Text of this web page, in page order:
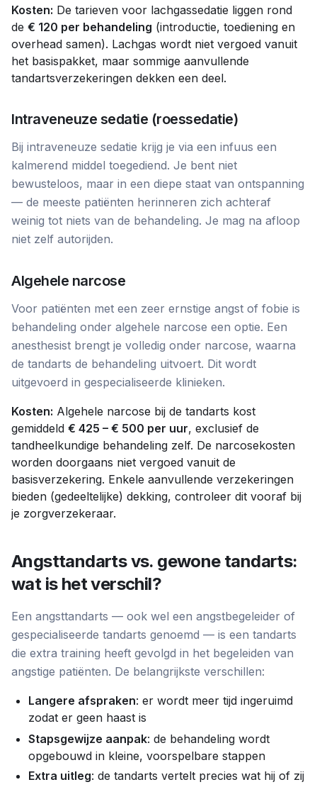
Kosten: De tarieven voor lachgassedatie liggen rond
de € 120 per behandeling (introductie, toediening en
overhead samen). Lachgas wordt niet vergoed vanuit
het basispakket, maar sommige aanvullende
tandartsverzekeringen dekken een deel.
Intraveneuze sedatie (roessedatie)
Bij intraveneuze sedatie krijg je via een infuus een
kalmerend middel toegediend. Je bent niet
bewusteloos, maar in een diepe staat van ontspanning
— de meeste patiënten herinneren zich achteraf
weinig tot niets van de behandeling. Je mag na afloop
niet zelf autorijden.
Algehele narcose
Voor patiënten met een zeer ernstige angst of fobie is
behandeling onder algehele narcose een optie. Een
anesthesist brengt je volledig onder narcose, waarna
de tandarts de behandeling uitvoert. Dit wordt
uitgevoerd in gespecialiseerde klinieken.
Kosten: Algehele narcose bij de tandarts kost
gemiddeld € 425 – € 500 per uur, exclusief de
tandheelkundige behandeling zelf. De narcosekosten
worden doorgaans niet vergoed vanuit de
basisverzekering. Enkele aanvullende verzekeringen
bieden (gedeeltelijke) dekking, controleer dit vooraf bij
je zorgverzekeraar.
Angsttandarts vs. gewone tandarts:
wat is het verschil?
Een angsttandarts — ook wel een angstbegeleider of
gespecialiseerde tandarts genoemd — is een tandarts
die extra training heeft gevolgd in het begeleiden van
angstige patiënten. De belangrijkste verschillen:
Langere afspraken: er wordt meer tijd ingeruimd
zodat er geen haast is
Stapsgewijze aanpak: de behandeling wordt
opgebouwd in kleine, voorspelbare stappen
Extra uitleg: de tandarts vertelt precies wat hij of zij